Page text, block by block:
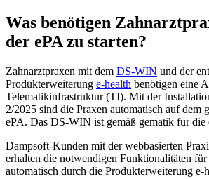
Was benötigen
der ePA zu starten?
Zahnarztpraxen mit dem DS-WIN und der
Produkterweiterung e-health benötigen eine
Telematikinfrastruktur (TI). Mit der
2/2025 sind die Praxen automatisch auf dem
ePA. Das DS-WIN ist gemäß gematik für die
Dampsoft-Kunden mit der webbasierten
erhalten die notwendigen Funktionalitäten
automatisch durch die Produkterweiterung e-